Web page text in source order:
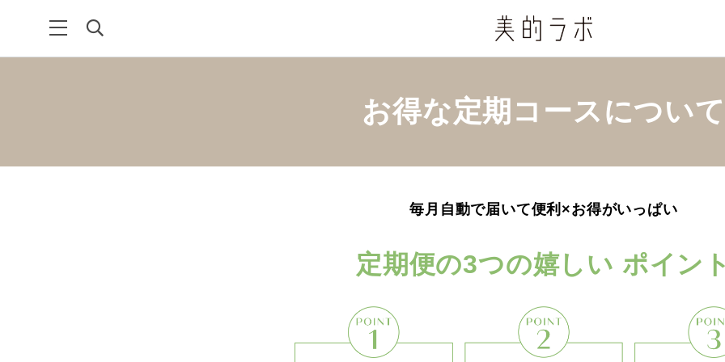
お得な定期コースについて
毎月自動で届いて便利×お得がいっぱい
定期便の3つの嬉しい ポイント